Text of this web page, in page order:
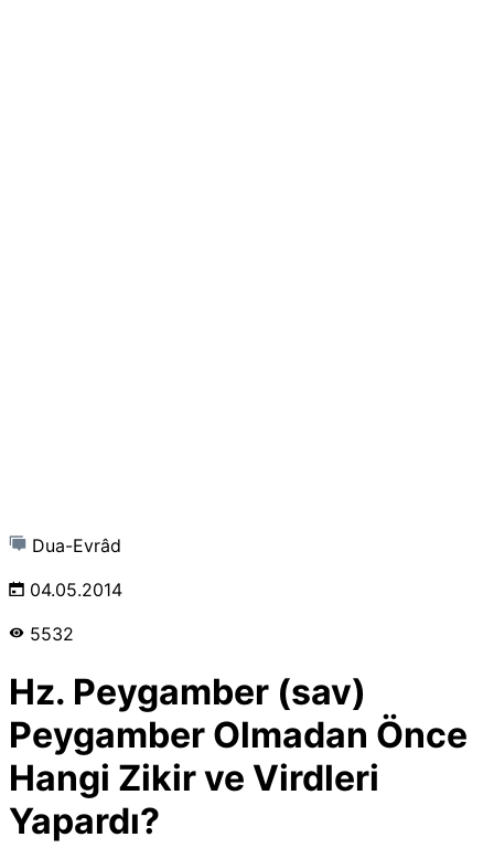
Dua-Evrâd
04.05.2014
5532
Hz. Peygamber (sav)
Peygamber Olmadan Önce
Hangi Zikir ve Virdleri
Yapardı?